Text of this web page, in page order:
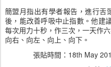
簡盟月指出有學者報告，進行舌
後，能改善呼吸中止指數。他建
每次用力十秒，作三次，一天作
向右、向左、向上、向下。
張貼時間： 18th May